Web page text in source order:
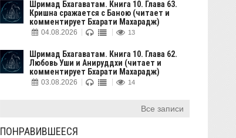
Шримад Бхагаватам. Книга 10. Глава 63.
Кришна сражается с Баною (читает и
комментирует Бхарати Махарадж)
04.08.2026 13
Шримад Бхагаватам. Книга 10. Глава 62.
Любовь Уши и Анируддхи (читает и
комментирует Бхарати Махарадж)
03.08.2026 14
Все записи
ПОНРАВИВШЕЕСЯ